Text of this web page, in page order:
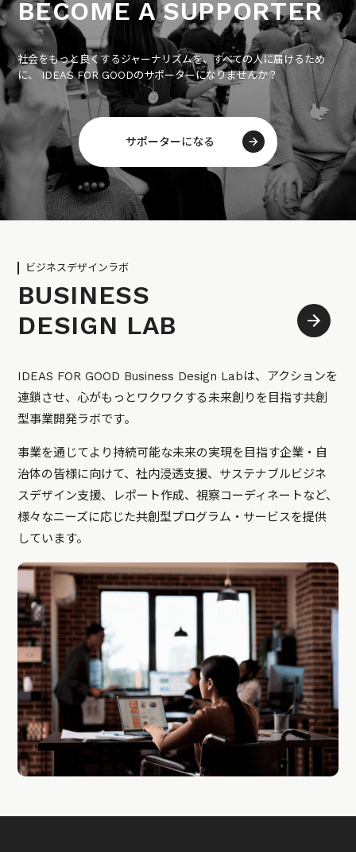
BECOME A SUPPORTER
社会をもっと良くするジャーナリズムを、すべての人に届けるため
に、 IDEAS FOR GOODのサポーターになりませんか？
サポーターになる
ビジネスデザインラボ
BUSINESS
DESIGN LAB
IDEAS FOR GOOD Business Design Labは、アクションを
連鎖させ、心がもっとワクワクする未来創りを目指す共創
型事業開発ラボです。
事業を通じてより持続可能な未来の実現を目指す企業・自
治体の皆様に向けて、社内浸透支援、サステナブルビジネ
スデザイン支援、レポート作成、視察コーディネートなど、
様々なニーズに応じた共創型プログラム・サービスを提供
しています。